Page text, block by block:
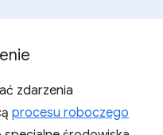
zdarzenia
procesu roboczego